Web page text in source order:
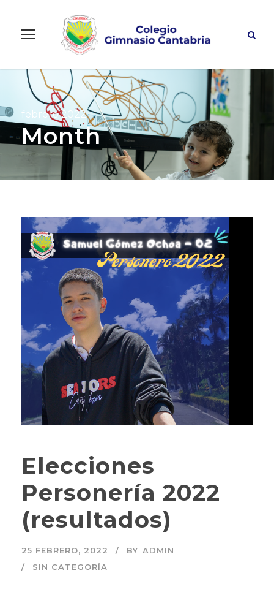
febrero 2022
Month
Elecciones
Personería 2022
(resultados)
25 FEBRERO, 2022 BY ADMIN
SIN CATEGORÍA